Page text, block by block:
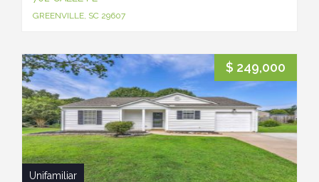
GREENVILLE, SC 29607
$ 249,000
Unifamiliar